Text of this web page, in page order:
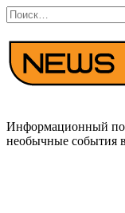
Перейти
к
содержанию
Search
for:
Информационный
необычные события